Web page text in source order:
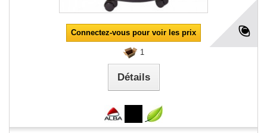
Connectez-vous pour voir les prix
1
Détails